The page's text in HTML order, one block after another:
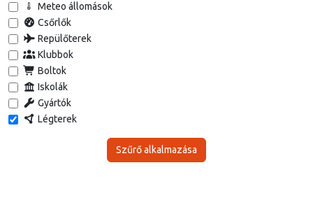
Meteo állomások
Csőrlők
Repülőterek
Klubbok
Boltok
Iskolák
Gyártók
Légterek
Szűrő alkalmazása